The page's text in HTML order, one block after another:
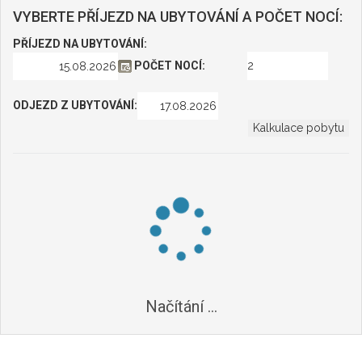
VYBERTE PŘÍJEZD NA UBYTOVÁNÍ A POČET NOCÍ:
PŘÍJEZD NA UBYTOVÁNÍ:
POČET NOCÍ:
ODJEZD Z UBYTOVÁNÍ:
Načítání ...